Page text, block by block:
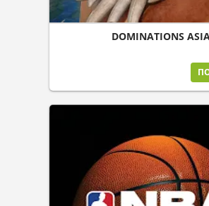
DOMINATIONS